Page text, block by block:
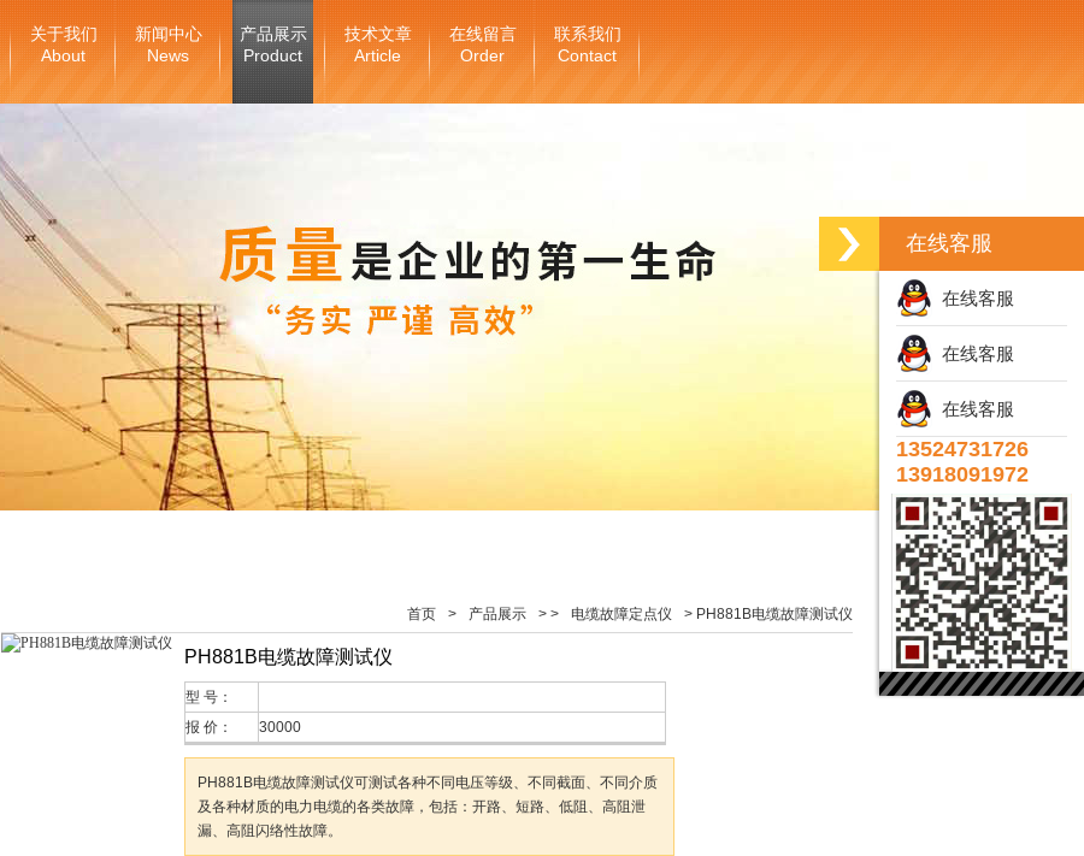
关于我们
About
新闻中心
News
产品展示
Product
技术文章
Article
在线留言
Order
联系我们
Contact
首页 > 产品展示 > > 电缆故障定点仪 > PH881B电缆故障测试仪
PH881B电缆故障测试仪
型 号：
报 价：
30000
PH881B电缆故障测试仪可测试各种不同电压等级、不同截面、不同介质
及各种材质的电力电缆的各类故障，包括：开路、短路、低阻、高阻泄
漏、高阻闪络性故障。
在线客服
在线客服
在线客服
在线客服
13524731726
13918091972